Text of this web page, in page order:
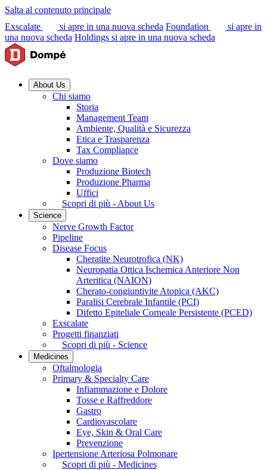
Salta al contenuto principale
Exscalate
si apre in una nuova scheda Foundation
si apre in
una nuova scheda Holdings si apre in una nuova scheda
About Us
Chi siamo
Storia
Management Team
Ambiente, Qualità e Sicurezza
Etica e Trasparenza
Tax Compliance
Dove siamo
Produzione Biotech
Produzione Pharma
Uffici
Scopri di più - About Us
Science
Nerve Growth Factor
Pipeline
Disease Focus
Cheratite Neurotrofica (NK)
Neuropatia Ottica Ischemica Anteriore Non
Arteritica (NAION)
Cherato-congiuntivite Atopica (AKC)
Paralisi Cerebrale Infantile (PCI)
Difetto Epiteliale Corneale Persistente (PCED)
Exscalate
Progetti finanziati
Scopri di più - Science
Medicines
Oftalmologia
Primary & Specialty Care
Infiammazione e Dolore
Tosse e Raffreddore
Gastro
Cardiovascolare
Eye, Skin & Oral Care
Prevenzione
Ipertensione Arteriosa Polmonare
Scopri di più - Medicines